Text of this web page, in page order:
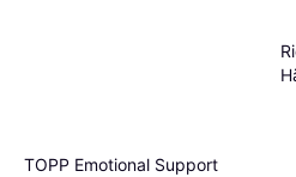
TOPP Emotional Support